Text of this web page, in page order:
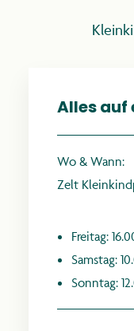
Alles auf
Wo & Wann:
Zelt
Freitag:
Samstag:
Sonntag: